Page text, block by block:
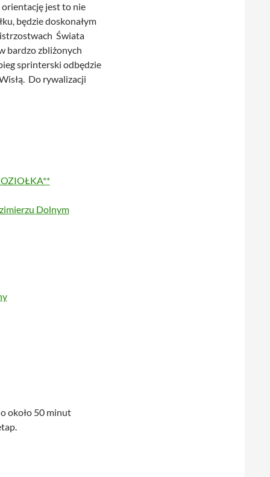
orientację jest to nie
będzie doskonałym
Świata
bardzo zbliżonych
sprinterski odbędzie
Do rywalizacji
Dolnym
około 50 minut